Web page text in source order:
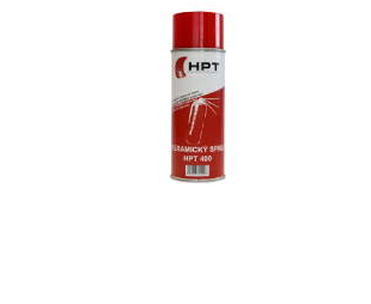
Doporučujeme